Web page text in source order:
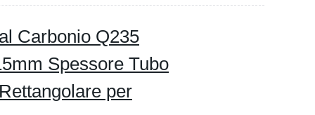
Carbonio Q235
Spessore Tubo
per